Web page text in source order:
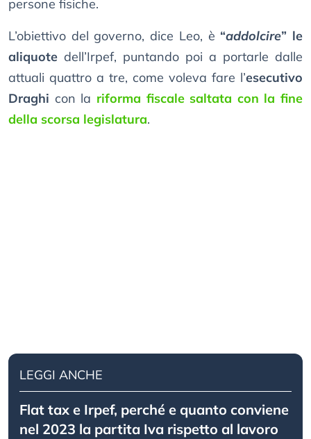
persone fisiche.
L’obiettivo del governo, dice Leo, è “addolcire” le
aliquote dell’Irpef, puntando poi a portarle dalle
attuali quattro a tre, come voleva fare l’esecutivo
Draghi con la riforma fiscale saltata con la fine
della scorsa legislatura.
LEGGI ANCHE
Flat tax e Irpef, perché e quanto conviene
nel 2023 la partita Iva rispetto al lavoro